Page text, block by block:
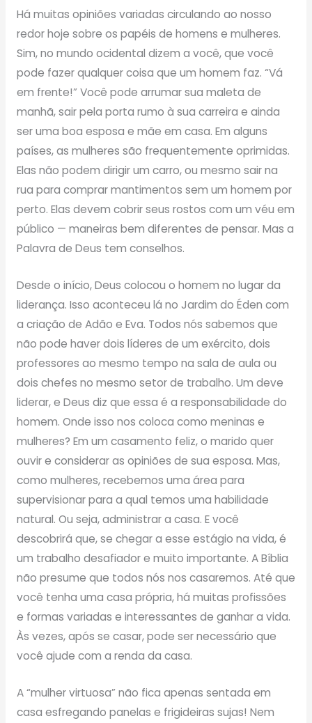
Há muitas opiniões variadas circulando ao nosso
redor hoje sobre os papéis de homens e mulheres.
Sim, no mundo ocidental dizem a você, que você
pode fazer qualquer coisa que um homem faz. “Vá
em frente!” Você pode arrumar sua maleta de
manhã, sair pela porta rumo à sua carreira e ainda
ser uma boa esposa e mãe em casa. Em alguns
países, as mulheres são frequentemente oprimidas.
Elas não podem dirigir um carro, ou mesmo sair na
rua para comprar mantimentos sem um homem por
perto. Elas devem cobrir seus rostos com um véu em
público — maneiras bem diferentes de pensar. Mas a
Palavra de Deus tem conselhos.
Desde o início, Deus colocou o homem no lugar da
liderança. Isso aconteceu lá no Jardim do Éden com
a criação de Adão e Eva. Todos nós sabemos que
não pode haver dois líderes de um exército, dois
professores ao mesmo tempo na sala de aula ou
dois chefes no mesmo setor de trabalho. Um deve
liderar, e Deus diz que essa é a responsabilidade do
homem. Onde isso nos coloca como meninas e
mulheres? Em um casamento feliz, o marido quer
ouvir e considerar as opiniões de sua esposa. Mas,
como mulheres, recebemos uma área para
supervisionar para a qual temos uma habilidade
natural. Ou seja, administrar a casa. E você
descobrirá que, se chegar a esse estágio na vida, é
um trabalho desafiador e muito importante. A Bíblia
não presume que todos nós nos casaremos. Até que
você tenha uma casa própria, há muitas profissões
e formas variadas e interessantes de ganhar a vida.
Às vezes, após se casar, pode ser necessário que
você ajude com a renda da casa.
A “mulher virtuosa” não fica apenas sentada em
casa esfregando panelas e frigideiras sujas! Nem